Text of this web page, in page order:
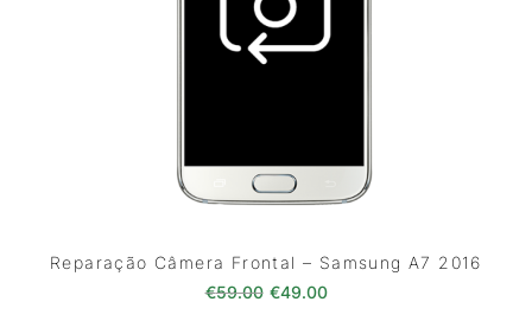
Reparação Câmera Frontal – Samsung A7 2016
€59.00 O preço original era: €59.00.
€49.00O preço atual é: